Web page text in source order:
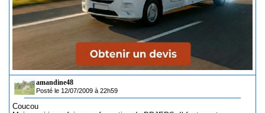
amandine48
Posté le 12/07/2009 à 22h59
Coucou